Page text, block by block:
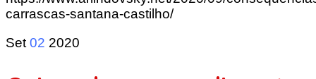
carrascas-santana-castilho/
Set 02 2020